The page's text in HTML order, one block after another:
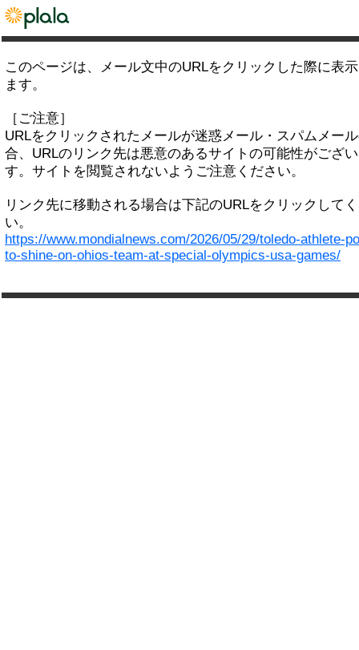
このページは、メール文中のURLをクリックした際に表
ます。
［ご注意］
URLをクリックされたメールが迷惑メール・スパムメー
合、URLのリンク先は悪意のあるサイトの可能性がござ
す。サイトを閲覧されないようご注意ください。
リンク先に移動される場合は下記のURLをクリックして
い。
https://www.mondialnews.com/2026/05/29/toledo-athlete-
to-shine-on-ohios-team-at-special-olympics-usa-games/